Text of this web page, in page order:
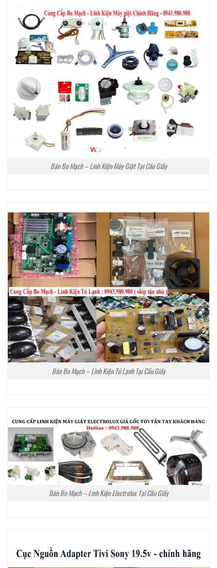
Bán Bo Mạch – Linh Kiện Máy Giặt Tại Cầu Giấy
Bán Bo Mạch – Linh Kiện Tủ Lạnh Tại Cầu Giấy
Bán Bo Mạch – Linh Kiện Electrolux Tại Cầu Giấy